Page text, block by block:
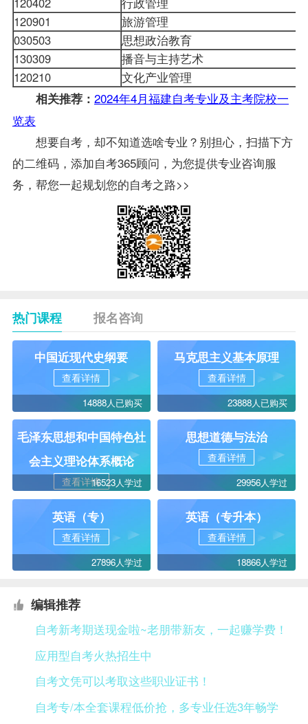
120901
旅游管理
030503
思想政治教育
130309
播音与主持艺术
120210
文化产业管理
相关推荐： 2024年4月福建自考专业及主考院校一
览表
想要自考，却不知道选啥专业？别担心，扫描下方
的二维码，添加自考365顾问，为您提供专业咨询服
务，帮您一起规划您的自考之路>>
热门课程 报名咨询
中国近现代史纲要
查看详情
14888人已购买
马克思主义基本原理
查看详情
23888人已购买
毛泽东思想和中国特色社
会主义理论体系概论
查看详情16523人学过
思想道德与法治
查看详情
29956人学过
英语（专）
查看详情
27896人学过
英语（专升本）
查看详情
18866人学过
编辑推荐
自考新考期送现金啦~老朋带新友，一起赚学费！
应用型自考火热招生中
自考文凭可以考取这些职业证书！
自考专/本全套课程低价抢，多专业任选3年畅学